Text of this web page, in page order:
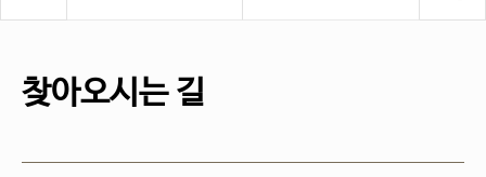
찾아오시는 길